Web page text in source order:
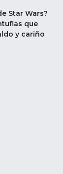
Star Wars?
que
y cariño